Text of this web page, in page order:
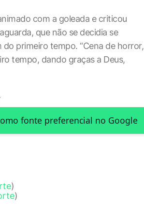
com a goleada e criticou
que não se decidia se
primeiro tempo. “Cena de horror,
tempo, dando graças a Deus,
fonte preferencial no Google
)
)